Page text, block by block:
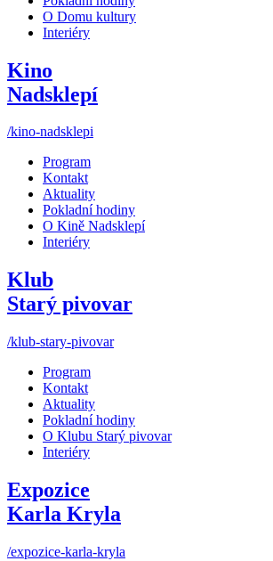
O Domu kultury
Interiéry
Kino
Nadsklepí
/kino-nadsklepi
Program
Kontakt
Aktuality
Pokladní hodiny
O Kině Nadsklepí
Interiéry
Klub
Starý pivovar
/klub-stary-pivovar
Program
Kontakt
Aktuality
Pokladní hodiny
O Klubu Starý pivovar
Interiéry
Expozice
Karla Kryla
/expozice-karla-kryla